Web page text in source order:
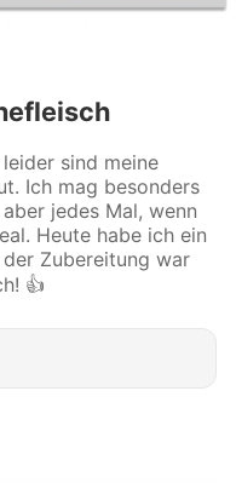
sind meine
Ich mag besonders
jedes Mal, wenn
Heute habe ich ein
Zubereitung war
👍